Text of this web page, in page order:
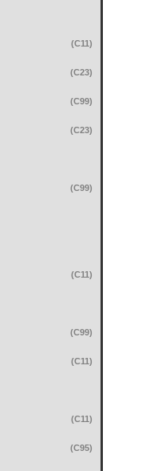
(C11)
(C23)
(C99)
(C23)
(C99)
(C11)
(C99)
(C11)
(C11)
(C95)